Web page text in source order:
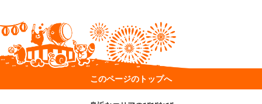
このページのトップへ